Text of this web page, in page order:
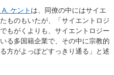
ケント は、同僚の中にはサイエ
ものもいたが、「サイエントロジ
もがくよりも、サイエントロジー
る多国籍企業で、その中に宗教的
方がよっぽどすっきり通る」と述